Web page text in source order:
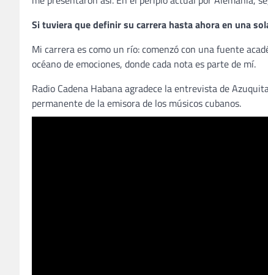
Si tuviera que definir su carrera hasta ahora en una
Mi carrera es como un río: comenzó con una fuente
océano de emociones, donde cada nota es parte de mí.
Radio Cadena Habana agradece la entrevista de
permanente de la emisora de los músicos cubanos.